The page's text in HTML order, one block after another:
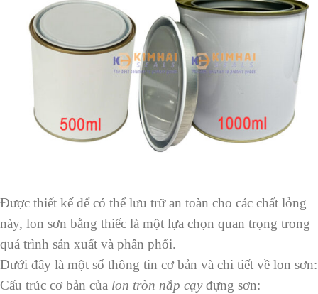
Được thiết kế để có thể lưu trữ an toàn cho các chất lỏng
này, lon sơn bằng thiếc là một lựa chọn quan trọng trong
quá trình sản xuất và phân phối.
Dưới đây là một số thông tin cơ bản và chi tiết về lon sơn:
Cấu trúc cơ bản của lon tròn nắp cạyđựng sơn: